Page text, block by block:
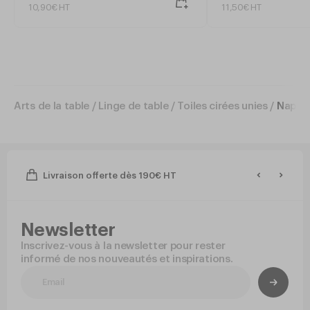
10, 90€ HT
Fêtes
11 50€ HT
Arts de la table / Linge de table / Toiles cirées unies /
Livraison offerte dès 190€ HT
Newsletter
Inscrivez-vous à la newsletter pour rester
informé de nos nouveautés et inspirations.